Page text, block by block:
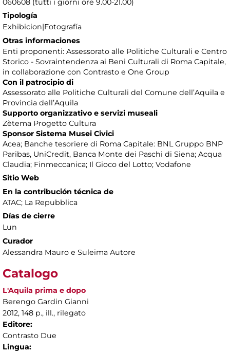
060608 (tutti i giorni ore 9.00-21.00)
Tipología
Exhibicion|Fotografía
Otras informaciones
Enti proponenti: Assessorato alle Politiche Culturali e Centro
Storico - Sovraintendenza ai Beni Culturali di Roma Capitale,
in collaborazione con Contrasto e One Group
Con il patrocipio di
Assessorato alle Politiche Culturali del Comune dell’Aquila e
Provincia dell’Aquila
Supporto organizzativo e servizi museali
Zètema Progetto Cultura
Sponsor Sistema Musei Civici
Acea; Banche tesoriere di Roma Capitale: BNL Gruppo BNP
Paribas, UniCredit, Banca Monte dei Paschi di Siena; Acqua
Claudia; Finmeccanica; Il Gioco del Lotto; Vodafone
Sitio Web
En la contribución técnica de
ATAC; La Repubblica
Días de cierre
Lun
Curador
Alessandra Mauro e Suleima Autore
Catalogo
L'Aquila prima e dopo
Berengo Gardin Gianni
2012, 148 p., ill., rilegato
Editore:
Contrasto Due
Lingua: